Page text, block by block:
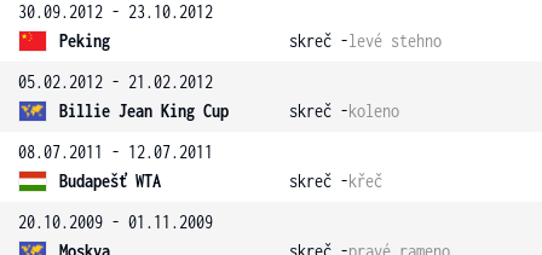
30.09.2012 - 23.10.2012
Peking
skreč -levé stehno
05.02.2012 - 21.02.2012
Billie Jean King Cup
skreč -koleno
08.07.2011 - 12.07.2011
Budapešť WTA
skreč -křeč
20.10.2009 - 01.11.2009
Moskva
skreč -pravé rameno